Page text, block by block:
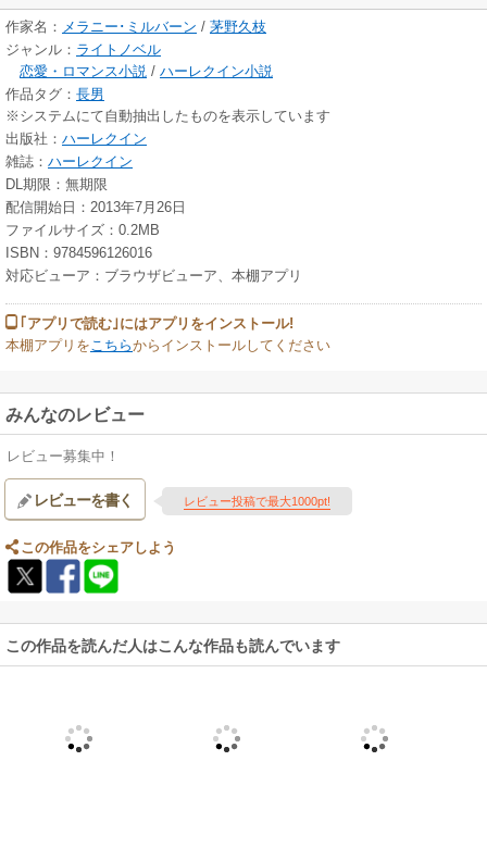
作家名： メラニー･ミルバーン / 茅野久枝
ジャンル： ライトノベル
恋愛・ロマンス小説 / ハーレクイン小説
作品タグ： 長男
※システムにて自動抽出したものを表示しています
出版社： ハーレクイン
雑誌： ハーレクイン
DL期限：無期限
配信開始日：2013年7月26日
ファイルサイズ：0.2MB
ISBN：9784596126016
対応ビューア：ブラウザビューア、本棚アプリ
｢アプリで読む｣にはアプリをインストール!
本棚アプリを こちらからインストールしてください
みんなのレビュー
レビュー募集中！
レビューを書く レビュー投稿で最大1000pt!
この作品をシェアしよう
この作品を読んだ人はこんな作品も読んでいます